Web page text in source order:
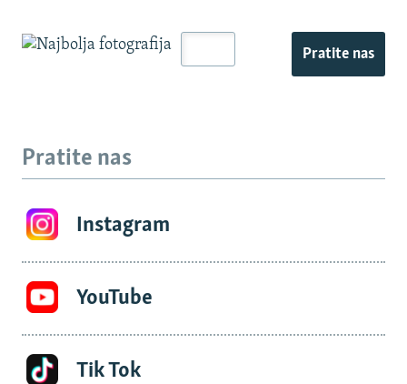
Pratite nas
Pratite nas
Instagram
YouTube
Tik Tok